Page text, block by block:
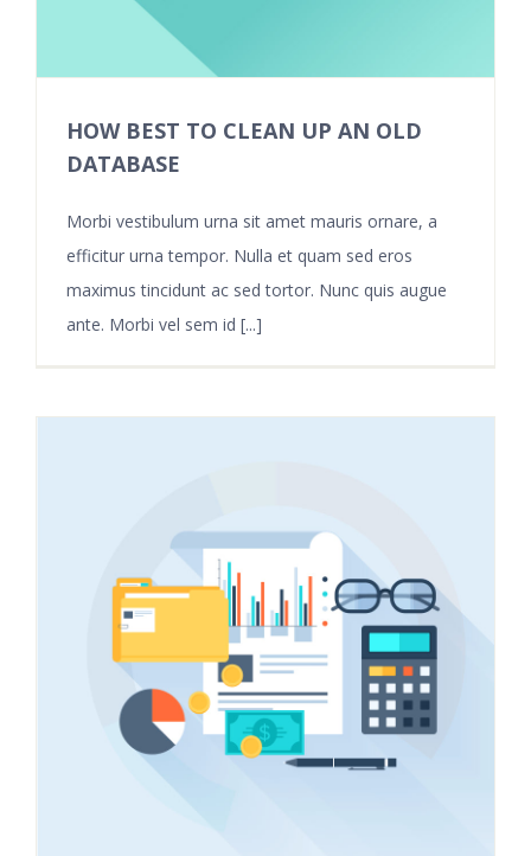
HOW BEST TO CLEAN UP AN OLD
DATABASE
Morbi vestibulum urna sit amet mauris ornare, a
efficitur urna tempor. Nulla et quam sed eros
maximus tincidunt ac sed tortor. Nunc quis augue
ante. Morbi vel sem id [...]